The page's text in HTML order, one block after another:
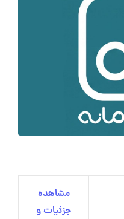
مشاهده
جزئیات و